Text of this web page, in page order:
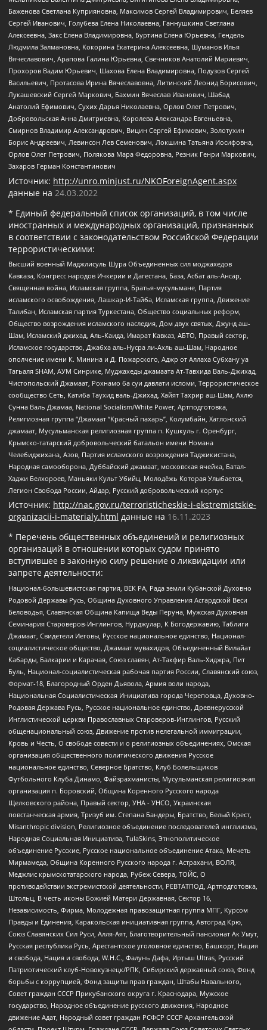
Баженова Светлана Куприяновна, Максимов Сергей Владимирович, Беляев
Сергей Иванович, Голубева Елена Николаевна, Ганнушкина Светлана
Алексеевна, Закс Елена Владимировна, Буртина Елена Юрьевна, Гендель
Людмила Залмановна, Кокорина Екатерина Алексеевна, Шуманов Илья
Вячеславович, Арапова Галина Юрьевна, Свечников Анатолий Мариевич,
Прохоров Вадим Юрьевич, Шахова Елена Владимировна, Подузов Сергей
Васильевич, Протасова Ирина Вячеславовна, Литинский Леонид Борисович,
Лукашевский Сергей Маркович, Бахмин Вячеслав Иванович, Шабад
Анатолий Ефимович, Сухих Дарья Николаевна, Орлов Олег Петрович,
Добровольская Анна Дмитриевна, Королева Александра Евгеньевна,
Смирнов Владимир Александрович, Вицин Сергей Ефимович, Золотухин
Борис Андреевич, Левинсон Лев Семенович, Локшина Татьяна Иосифовна,
Орлов Олег Петрович, Полякова Мара Федоровна, Резник Генри Маркович,
Захаров Герман Константинович
Источник: http://unro.minjust.ru/NKOForeignAgent.aspx
данные на 24.03.2022
* Единый федеральный список организаций, в том числе
иностранных и международных организаций, признанных
в соответствии с законодательством Российской Федерации
террористическими:
Высший военный Маджлисуль Шура Объединенных сил моджахедов
Кавказа, Конгресс народов Ичкерии и Дагестана, База, Асбат аль-Ансар,
Священная война, Исламская группа, Братья-мусульмане, Партия
исламского освобождения, Лашкар-И-Тайба, Исламская группа, Движение
Талибан, Исламская партия Туркестана, Общество социальных реформ,
Общество возрождения исламского наследия, Дом двух святых, Джунд аш-
Шам, Исламский джихад, Аль-Каида, Имарат Кавказ, АБТО, Правый сектор,
Исламское государство, Джабха аль-Нусра ли-Ахль аш-Шам, Народное
ополчение имени К. Минина и Д. Пожарского, Аджр от Аллаха Субхану уа
Тагьаля SHAM, АУМ Синрике, Муджахеды джамаата Ат-Тавхида Валь-Джихад,
Чистопольский Джамаат, Рохнамо ба суи давлати исломи, Террористическое
сообщество Сеть, Катиба Таухид валь-Джихад, Хайят Тахрир аш-Шам, Ахлю
Сунна Валь Джамаа, National Socialism/White Power, Артподготовка,
Религиозная группа “Джамаат “Красный пахарь”, Колумбайн, Хатлонский
джамаат, Мусульманская религиозная группа п. Кушкуль г. Оренбург,
Крымско-татарский добровольческий батальон имени Номана
Челебиджихана, Азов, Партия исламского возрождения Таджикистана,
Народная самооборона, Дуббайский джамаат, московская ячейка, Батал-
Хаджи Белхороев, Маньяки Культ Убийц, Молодёжь Которая Улыбается,
Легион Свобода России, Айдар, Русский добровольческий корпус
Источник: http://nac.gov.ru/terroristicheskie-i-ekstremistskie-
organizacii-i-materialy.html данные на 16.11.2023
* Перечень общественных объединений и религиозных
организаций в отношении которых судом принято
вступившее в законную силу решение о ликвидации или
запрете деятельности:
Национал-большевистская партия, ВЕК РА, Рада земли Кубанской Духовно
Родовой Державы Русь, Община Духовного Управления Асгардской Веси
Беловодья, Славянская Община Капища Веды Перуна, Мужская Духовная
Семинария Староверов-Инглингов, Нурджулар, К Богодержавию, Таблиги
Джамаат, Свидетели Иеговы, Русское национальное единство, Национал-
социалистическое общество, Джамаат мувахидов, Объединенный Вилайат
Кабарды, Балкарии и Карачая, Союз славян, Ат-Такфир Валь-Хиджра, Пит
Буль, Национал-социалистическая рабочая партия России, Славянский союз,
Формат-18, Благородный Орден Дьявола, Армия воли народа,
Национальная Социалистическая Инициатива города Череповца, Духовно-
Родовая Держава Русь, Русское национальное единство, Древнерусской
Инглистической церкви Православных Староверов-Инглингов, Русский
общенациональный союз, Движение против нелегальной иммиграции,
Кровь и Честь, О свободе совести и о религиозных объединениях, Омская
организация общественного политического движения Русское
национальное единство, Северное Братство, Клуб Болельщиков
Футбольного Клуба Динамо, Файзрахманисты, Мусульманская религиозная
организация п. Боровский, Община Коренного Русского народа
Щелковского района, Правый сектор, УНА - УНСО, Украинская
повстанческая армия, Тризуб им. Степана Бандеры, Братство, Белый Крест,
Misanthropic division, Религиозное объединение последователей инглиизма,
Народная Социальная Инициатива, TulaSkins, Этнополитическое
объединение Русские, Русское национальное объединение Атака, Мечеть
Мирмамеда, Община Коренного Русского народа г. Астрахани, ВОЛЯ,
Меджлис крымскотатарского народа, Рубеж Севера, ТОЙС, О
противодействии экстремистской деятельности, РЕВТАТПОД, Артподготовка,
Штольц, В честь иконы Божией Матери Державная, Сектор 16,
Независимость, Фирма, Молодежная правозащитная группа МПГ, Курсом
Правды и Единения, Каракольская инициативная группа, Автоград Крю,
Союз Славянских Сил Руси, Алля-Аят, Благотворительный пансионат Ак Умут,
Русская республика Русь, Арестантское уголовное единство, Башкорт, Нация
и свобода, Нация и свобода, W.H.С., Фалунь Дафа, Иртыш Ultras, Русский
Патриотический клуб-Новокузнецк/РПК, Сибирский державный союз, Фонд
борьбы с коррупцией, Фонд защиты прав граждан, Штабы Навального,
Совет граждан СССР Прикубанского округа г. Краснодара, Мужское
государство, Народное объединение русского движения, Народное
движение Адат, Народный совет граждан РСФСР СССР Архангельской